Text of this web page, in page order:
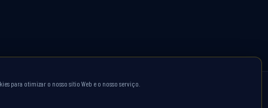
para otimizar o nosso sítio Web e o nosso serviço.